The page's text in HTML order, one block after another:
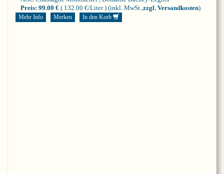
Preis: 99.00 € ( 132.00 €/Liter ) (inkl. MwSt., zzgl. Versandkosten)
Mehr Info Merken In den Korb